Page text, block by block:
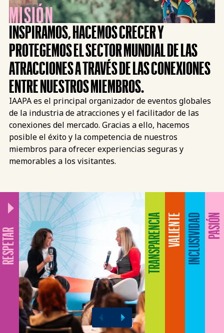
MISIÓN
INSPIRAMOS, HACEMOS CRECER Y
PROTEGEMOS EL SECTOR MUNDIAL DE LAS
ATRACCIONES A TRAVÉS DE LAS CONEXIONES
ENTRE NUESTROS MIEMBROS.
IAAPA es el principal organizador de eventos globales
de la industria de atracciones y el facilitador de las
conexiones del mercado. Gracias a ello, hacemos
posible el éxito y la competencia de nuestros
miembros para ofrecer experiencias seguras y
memorables a los visitantes.
TRANSPARENCIA VALIENTE INCLUSIVIDAD PASIÓN